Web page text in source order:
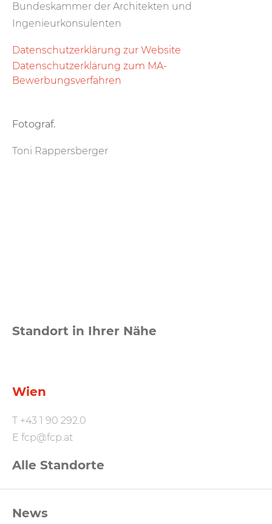
Bundeskammer der Architekten und
Ingenieurkonsulenten
Datenschutzerklärung zur Website
Datenschutzerklärung zum MA-
Bewerbungsverfahren
Fotograf.
Toni Rappersberger
Standort in Ihrer Nähe
Wien
T +43 1 90 292.0
E fcp@fcp.at
Alle Standorte
News